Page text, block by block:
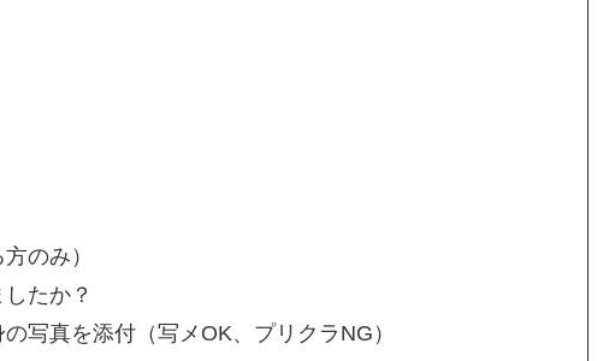
のみ）
たか？
の写真を添付（写メOK、プリクラNG）